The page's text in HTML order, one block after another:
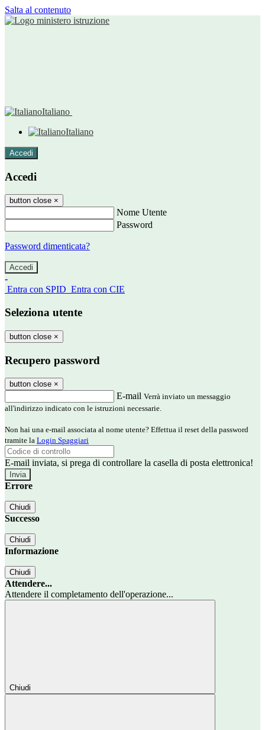
Salta al contenuto
Italiano
Italiano
Accedi
Accedi
button close ×
Nome Utente
Password
Password dimenticata?
-
Entra con SPID Entra con CIE
Seleziona utente
button close ×
Recupero password
button close ×
E-mail Verrà inviato un messaggio
all'indirizzo indicato con le istruzioni necessarie.
Non hai una e-mail associata al nome utente? Effettua il reset della password
tramite la Login Spaggiari
E-mail inviata, si prega di controllare la casella di posta elettronica!
Errore
Chiudi
Successo
Chiudi
Informazione
Chiudi
Attendere...
Attendere il completamento dell'operazione...
Chiudi